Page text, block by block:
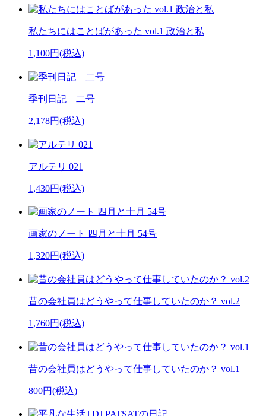
私たちにはことばがあった vol.1 政治と私
1,100円(税込)
季刊日記 二号
2,178円(税込)
アルテリ 021
1,430円(税込)
画家のノート 四月と十月 54号
1,320円(税込)
昔の会社員はどうやって仕事していたのか？ vol.2
1,760円(税込)
昔の会社員はどうやって仕事していたのか？ vol.1
800円(税込)